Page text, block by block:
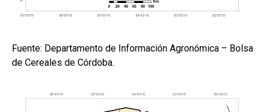
Fuente: Departamento de Información Agronómica – Bolsa
de Cereales de Córdoba.